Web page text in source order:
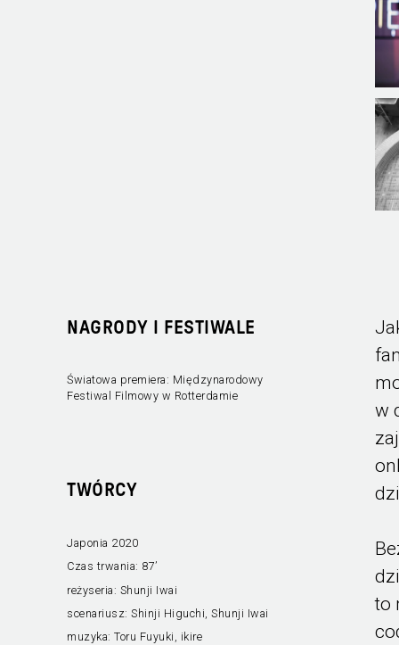
NAGRODY I FESTIWALE
Światowa premiera: Międzynarodowy
Festiwal Filmowy w Rotterdamie
TWÓRCY
Japonia 2020
Czas trwania: 87’
reżyseria: Shunji Iwai
scenariusz:Shinji Higuchi, Shunji Iwai
muzyka:Toru Fuyuki, ikire
w
to